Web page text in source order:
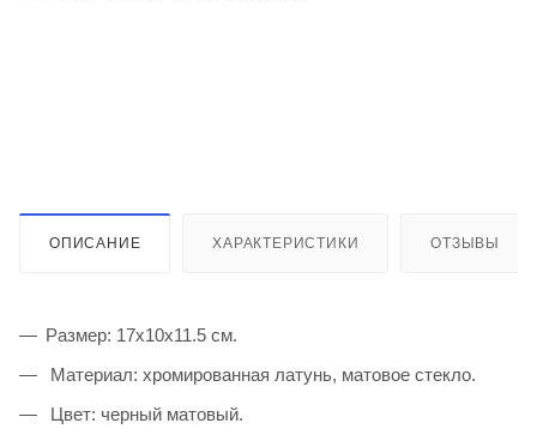
ОПИСАНИЕ ХАРАКТЕРИСТИКИ ОТЗЫВЫ
Размер: 17х10х11.5 см.
Материал: хромированная латунь, матовое стекло.
Цвет: черный матовый.